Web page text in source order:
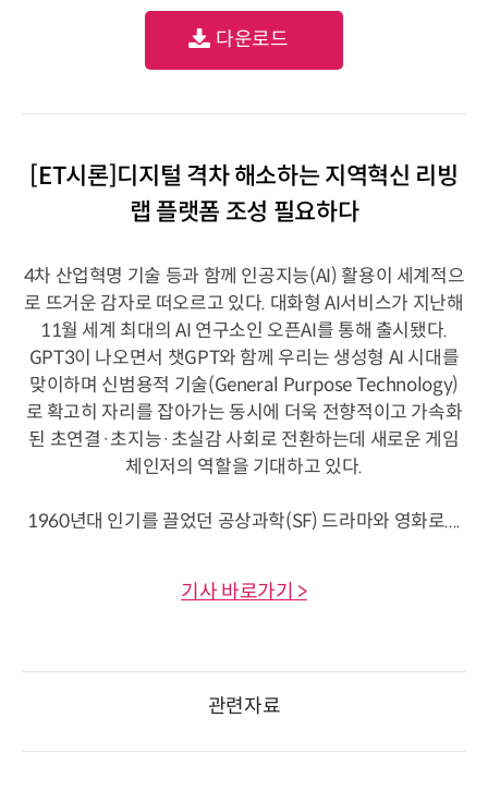
다운로드
[ET시론]디지털 격차 해소하는 지역혁신 리빙
랩 플랫폼 조성 필요하다
4차 산업혁명 기술 등과 함께 인공지능(AI) 활용이 세계적으
로 뜨거운 감자로 떠오르고 있다. 대화형 AI서비스가 지난해
11월 세계 최대의 AI 연구소인 오픈AI를 통해 출시됐다.
GPT3이 나오면서 챗GPT와 함께 우리는 생성형 AI 시대를
맞이하며 신범용적 기술(General Purpose Technology)
로 확고히 자리를 잡아가는 동시에 더욱 전향적이고 가속화
된 초연결·초지능·초실감 사회로 전환하는데 새로운 게임
체인저의 역할을 기대하고 있다.
1960년대 인기를 끌었던 공상과학(SF) 드라마와 영화로....
기사 바로가기 >
관련자료